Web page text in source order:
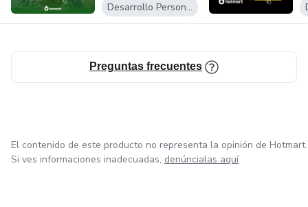
Desarrollo Personal
Preguntas frecuentes
El contenido de este producto no representa la opinión de Hotmart.
Si ves informaciones inadecuadas, denúncialas aquí